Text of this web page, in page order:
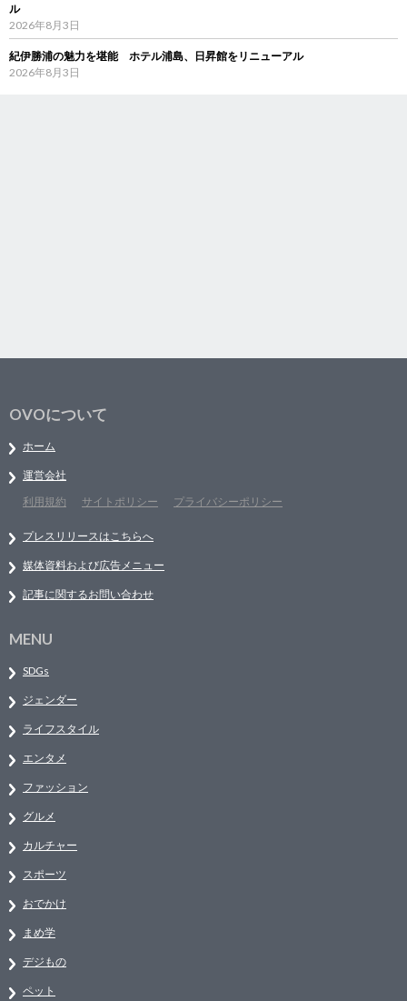
ル
2026年8月3日
紀伊勝浦の魅力を堪能 ホテル浦島、日昇館をリニューアル
2026年8月3日
OVOについて
ホーム
運営会社
利用規約
サイトポリシー プライバシーポリシー
プレスリリースはこちらへ
媒体資料および広告メニュー
記事に関するお問い合わせ
MENU
SDGs
ジェンダー
ライフスタイル
エンタメ
ファッション
グルメ
カルチャー
スポーツ
おでかけ
まめ学
デジもの
ペット